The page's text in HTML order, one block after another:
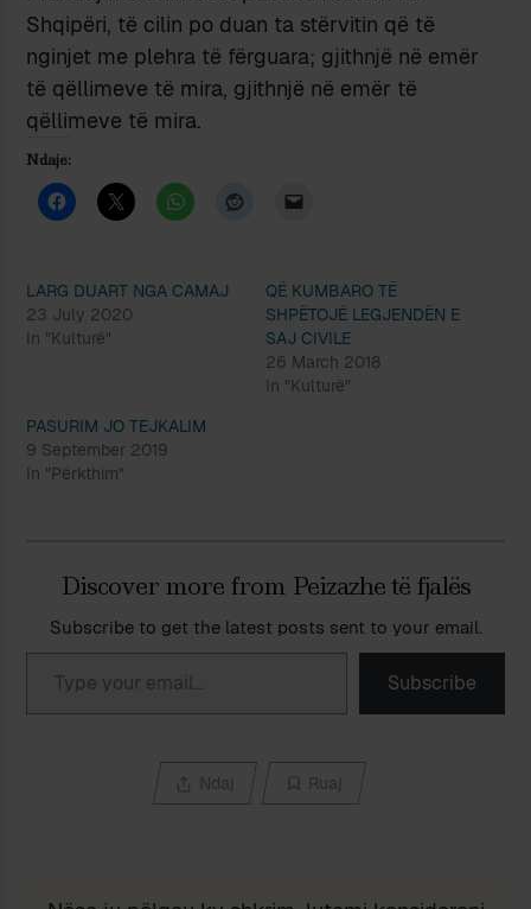
Shqipëri, të cilin po duan ta stërvitin që të
nginjet me plehra të fërguara; gjithnjë në emër
të qëllimeve të mira, gjithnjë në emër të
qëllimeve të mira.
Ndaje:
LARG DUART NGA CAMAJ
23 July 2020
In "Kulturë"
QË KUMBARO TË
SHPËTOJË LEGJENDËN E
SAJ CIVILE
26 March 2018
In "Kulturë"
PASURIM JO TEJKALIM
9 September 2019
In "Përkthim"
Discover more from Peizazhe të fjalës
Subscribe to get the latest posts sent to your email.
Type your email…
Subscribe
Ndaj Ruaj